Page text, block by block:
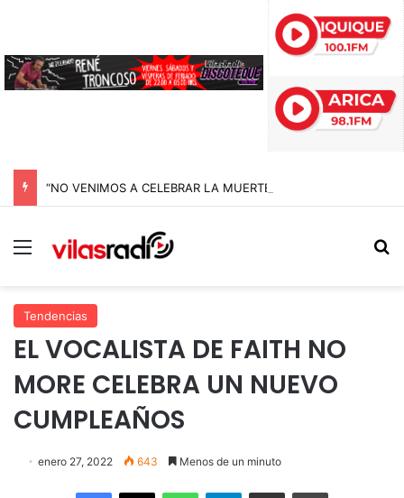
Menú
Tendencias
EL VOCALISTA DE FAITH NO
MORE CELEBRA UN NUEVO
CUMPLEAÑOS
enero 27, 2022 643 Menos de un minuto
Facebook
X WhatsAppTelegramEnviar vía email Imprimir